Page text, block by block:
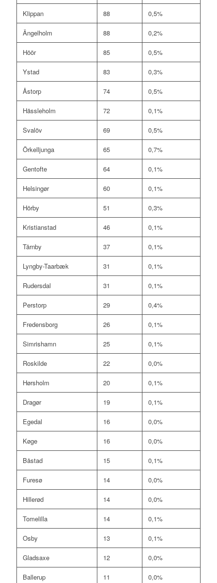
Klippan 88 0,5%
Ängelholm 88 0,2%
Höör 85 0,5%
Ystad 83 0,3%
Åstorp 74 0,5%
Hässleholm 72 0,1%
Svalöv 69 0,5%
Örkelljunga 65 0,7%
Gentofte 64 0,1%
Helsingør 60 0,1%
Hörby 51 0,3%
Kristianstad 46 0,1%
Tårnby 37 0,1%
Lyngby-Taarbæk 31 0,1%
Rudersdal 31 0,1%
Perstorp 29 0,4%
Fredensborg 26 0,1%
Simrishamn 25 0,1%
Roskilde 22 0,0%
Hørsholm 20 0,1%
Dragør 19 0,1%
Egedal 16 0,0%
Køge 16 0,0%
Båstad 15 0,1%
Furesø 14 0,0%
Hillerød 14 0,0%
Tomelilla 14 0,1%
Osby 13 0,1%
Gladsaxe 12 0,0%
Ballerup 11 0,0%